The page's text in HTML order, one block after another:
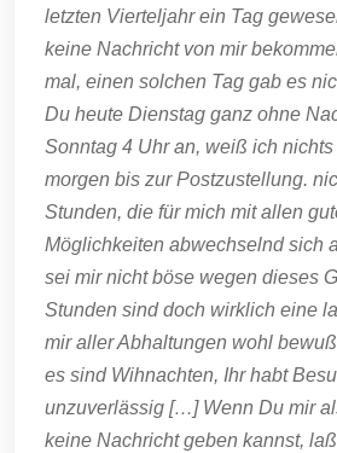
letzten Vierteljahr ein Tag
keine Nachricht von mir
mal, einen solchen Tag gab es
Du heute Dienstag ganz ohne
Sonntag 4 Uhr an, weiß ich
morgen bis zur Postzustellung.
Stunden, die für mich mit allen
Möglichkeiten abwechselnd sich
sei mir nicht böse wegen dieses
Stunden sind doch wirklich eine
mir aller Abhaltungen wohl
es sind Wihnachten, Ihr habt
unzuverlässig […] Wenn Du mir
keine Nachricht geben kannst,